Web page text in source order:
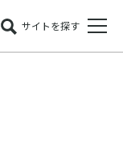
サイトを探す